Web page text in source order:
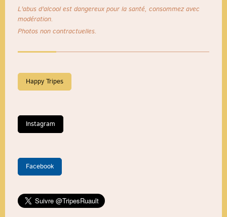
L'abus d'alcool est dangereux pour la santé, consommez avec
modération.
Photos non contractuelles.
Happy Tripes
Instagram
Facebook